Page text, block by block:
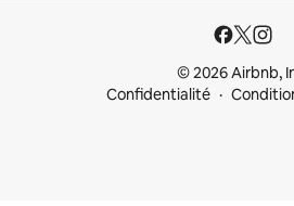
© 2026 Airbnb,
Confidentialité